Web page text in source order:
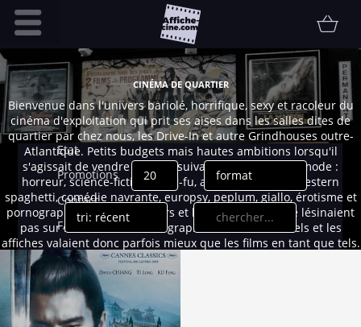
Accueil
Infos pratiques
Affiche
Etat
Promotions
Contact
FAQ
Communauté
Collectionneur
Vendu
CINÉMA DE QUARTIER
Bienvenue dans l'univers bariolé, horrifique, sexy et racoleur du
cinéma d'exploitation qui prit ses aises dans les salles dites de
quartier par chez nous, les Drive-In et autre Grindhouses outre-
Atlantique. Petits budgets mais hautes ambitions lorsqu'il
s'agissait de vendre du rêve suivant les genres à la mode :
horreur, science-fiction, kung-fu, aventure, guerre, western
spaghetti, comédie navrante, europsy, peplum, giallo, érotisme et
pornographie. Les producteurs et les distributeurs ne lésinaient
pas sur les couleurs ou les graphismes sensationnels et les
affiches valaient donc parfois mieux que les films en tant que tels.
Un monde en soi, salingue et populaire, qui s'éteignit avec le
triomphe de la VHS puis des multiplexes à partir des années 80....